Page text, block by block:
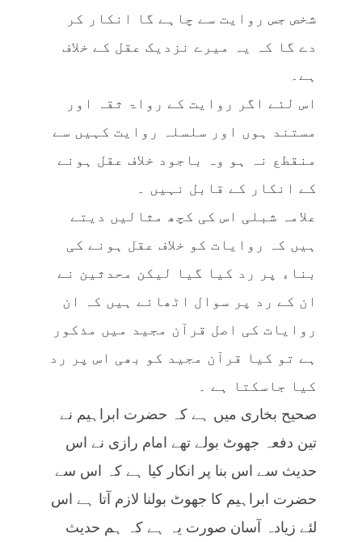
شخص جس روایت سے چاہے گا انکار کر
دے گا کہ یہ میرے نزدیک عقل کے خلاف
ہے۔
اس لئے اگر روایت کے رواۃ ثقہ اور
مستند ہوں اور سلسلہ روایت کہیں سے
منقطع نہ ہو وہ باجود خلاف عقل ہونے
کے انکار کے قابل نہیں ۔
علامہ شبلی اس کی کچھ مثالیں دیتے
ہیں کہ روایات کو خلاف عقل ہونے کی
بناء پر رد کیا گیا لیکن محدثین نے
ان کے رد پر سوال اٹھائے ہیں کہ ان
روایات کی اصل قرآن مجید میں مذکور
ہے تو کیا قرآن مجید کو بھی اس پر رد
کیا جاسکتا ہے ۔
صحیح بخاری میں ہے کہ حضرت ابراہیم نے
تین دفعہ جھوٹ بولے تھے امام رازی نے اس
حدیث سے اس بنا پر انکار کیا ہے کہ اس سے
حضرت ابراہیم کا جھوٹ بولنا لازم آتا ہے اس
لئے زیادہ آسان صورت یہ ہے کہ ہم حدیث